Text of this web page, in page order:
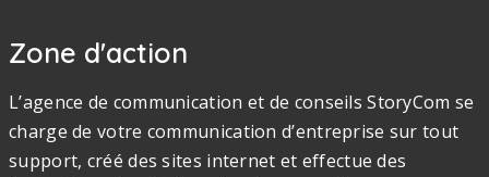
Zone d'action
L’agence de communication et de conseils StoryCom se
charge de votre communication d’entreprise sur tout
support, créé des sites internet et effectue des